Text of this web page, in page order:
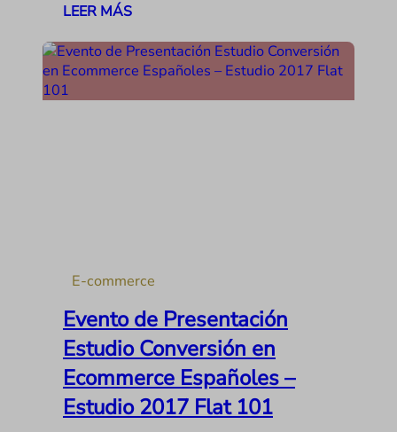
LEER MÁS
E-commerce
Evento de Presentación
Estudio Conversión en
Ecommerce Españoles –
Estudio 2017 Flat 101